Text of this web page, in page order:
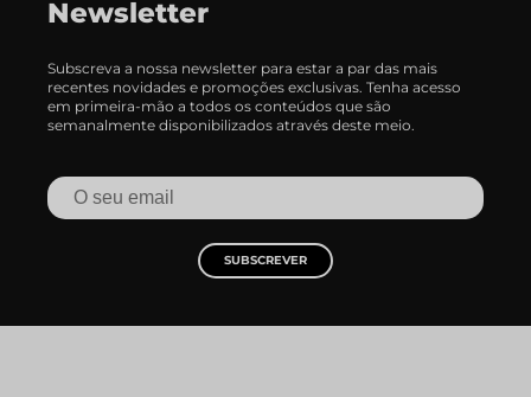
Newsletter
Subscreva a nossa newsletter para estar a par das mais
recentes novidades e promoções exclusivas. Tenha acesso
em primeira-mão a todos os conteúdos que são
semanalmente disponibilizados através deste meio.
SUBSCREVER